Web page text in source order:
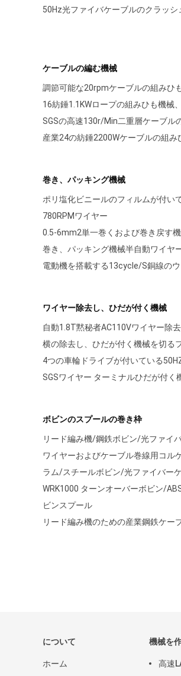
50Hz光ファイバケーブルのクラッシ
ケーブルの編む機械
調節可能な20rpmケーブルの組みひ
16紡錘1.1KWロープの組みひも機械
SGSの高速130r/Min二重層ケーブル
産業24の紡錘2200Wケーブルの組み
巻き、パッキング機械
ポリ塩化ビニールのフィルムが付い
780RPMワイヤー
0.5-6mm2単一巻くおよび巻き戻す
巻き、パッキング機械半自動ワイヤ
電動機を搭載する13cycle/S銅線の
ワイヤー除去し、ひだが付く機械
自動1.8T黙秘者AC110Vワイヤー除
横の除去し、ひだが付く機械を切る
4つの車輪ドライブが付いている
SGSワイヤー ターミナルひだが付
ボビンのスプールの巻き枠
リード編み機/鋼鉄ボビン/光ファイ
ワイヤーおよびケーブル巻線用コル
ラム/スチールボビン/光ファイバー
WRK1000 ターンオーバーボビン/
ビンスプール
リード編み機のための産業鋼鉄ケー
について
ホーム
機械を
高速